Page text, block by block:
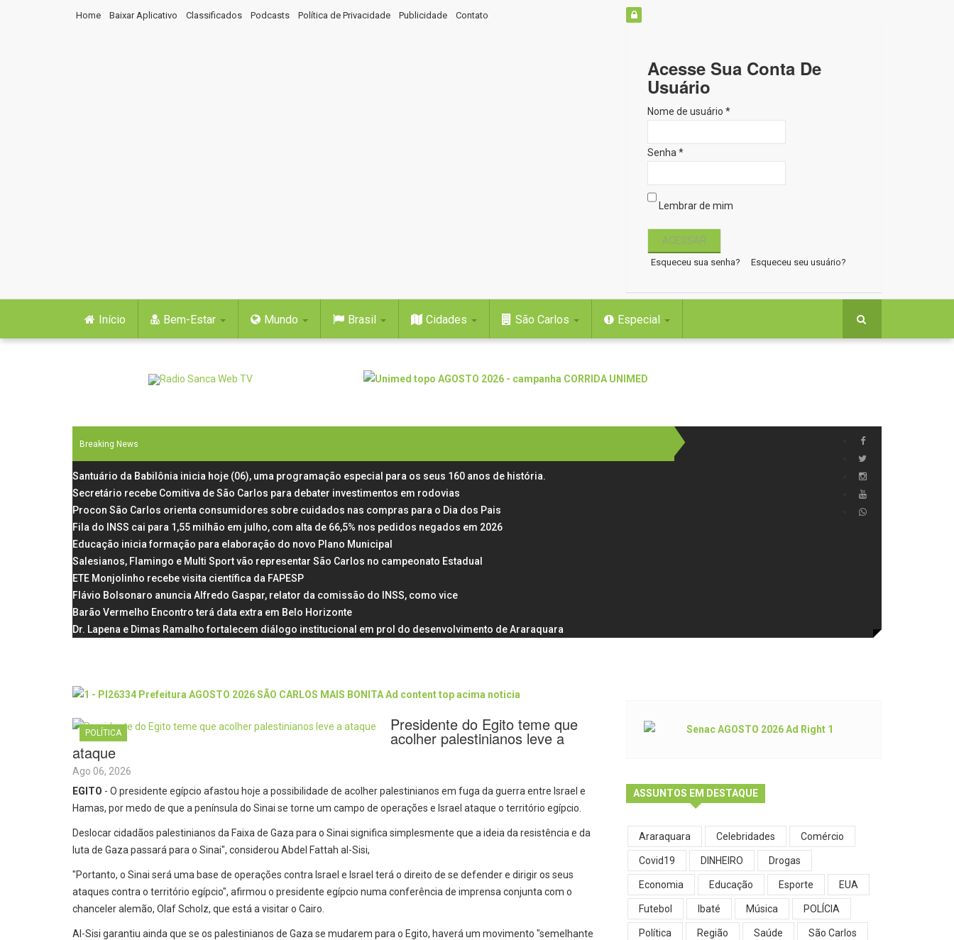
Home Baixar Aplicativo Classificados Podcasts Política de Privacidade Publicidade Contato
Acesse Sua Conta De
Usuário
Nome de usuário *
Senha *
Lembrar de mim
Esqueceu sua senha? Esqueceu seu usuário?
Início Bem-Estar Mundo Brasil Cidades São Carlos Especial
Breaking News
Santuário da Babilônia inicia hoje (06), uma programação especial para os seus 160 anos de história.
Secretário recebe Comitiva de São Carlos para debater investimentos em rodovias
Procon São Carlos orienta consumidores sobre cuidados nas compras para o Dia dos Pais
Fila do INSS cai para 1,55 milhão em julho, com alta de 66,5% nos pedidos negados em 2026
Educação inicia formação para elaboração do novo Plano Municipal
Salesianos, Flamingo e Multi Sport vão representar São Carlos no campeonato Estadual
ETE Monjolinho recebe visita científica da FAPESP
Flávio Bolsonaro anuncia Alfredo Gaspar, relator da comissão do INSS, como vice
Barão Vermelho Encontro terá data extra em Belo Horizonte
Dr. Lapena e Dimas Ramalho fortalecem diálogo institucional em prol do desenvolvimento de Araraquara
POLÍTICA Presidente do Egito teme que
acolher palestinianos leve a
ataque
Ago 06, 2026
EGITO - O presidente egípcio afastou hoje a possibilidade de acolher palestinianos em fuga da guerra entre Israel e
Hamas, por medo de que a península do Sinai se torne um campo de operações e Israel ataque o território egípcio.
Deslocar cidadãos palestinianos da Faixa de Gaza para o Sinai significa simplesmente que a ideia da resistência e da
luta de Gaza passará para o Sinai", considerou Abdel Fattah al-Sisi,
"Portanto, o Sinai será uma base de operações contra Israel e Israel terá o direito de se defender e dirigir os seus
ataques contra o território egípcio", afirmou o presidente egípcio numa conferência de imprensa conjunta com o
chanceler alemão, Olaf Scholz, que está a visitar o Cairo.
Al-Sisi garantiu ainda que se os palestinianos de Gaza se mudarem para o Egito, haverá um movimento "semelhante
ASSUNTOS EM DESTAQUE
Araraquara Celebridades Comércio
Covid19 DINHEIRO Drogas
Economia Educação Esporte EUA
Futebol Ibaté Música POLÍCIA
Política Região Saúde São Carlos